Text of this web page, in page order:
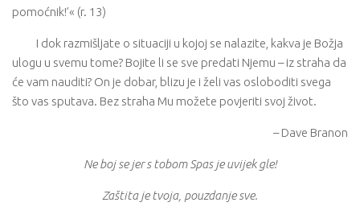
pomoćnik!’« (r. 13)
I dok razmišljate o situaciji u kojoj se nalazite, kakva je Božja
ulogu u svemu tome? Bojite li se sve predati Njemu – iz straha da
će vam nauditi? On je dobar, blizu je i želi vas osloboditi svega
što vas sputava. Bez straha Mu možete povjeriti svoj život.
– Dave Branon
Ne boj se jer s tobom Spas je uvijek gle!
Zaštita je tvoja, pouzdanje sve.